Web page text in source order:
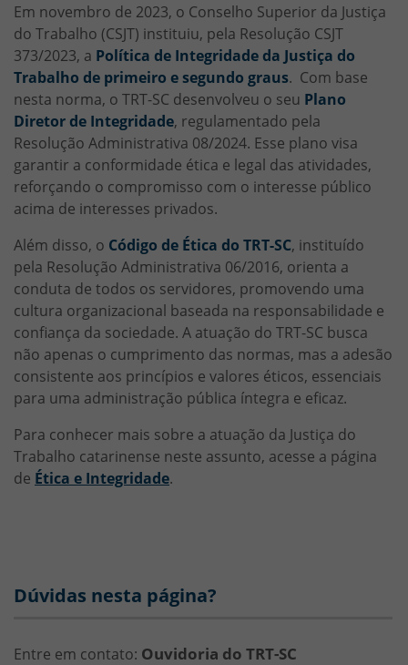
HTML
Em novembro de 2023, o Conselho Superior da Justiça
do Trabalho (CSJT) instituiu, pela Resolução CSJT
373/2023, a Política de Integridade da Justiça do
Trabalho de primeiro e segundo graus. Com base
nesta norma, o TRT-SC desenvolveu o seu Plano
Diretor de Integridade, regulamentado pela
Resolução Administrativa 08/2024. Esse plano visa
garantir a conformidade ética e legal das atividades,
reforçando o compromisso com o interesse público
acima de interesses privados.
Além disso, o Código de Ética do TRT-SC, instituído
pela Resolução Administrativa 06/2016, orienta a
conduta de todos os servidores, promovendo uma
cultura organizacional baseada na responsabilidade e
confiança da sociedade. A atuação do TRT-SC busca
não apenas o cumprimento das normas, mas a adesão
consistente aos princípios e valores éticos, essenciais
para uma administração pública íntegra e eficaz.
Para conhecer mais sobre a atuação da Justiça do
Trabalho catarinense neste assunto, acesse a página
de Ética e Integridade.
Dúvidas nesta página?
Entre em contato: Ouvidoria do TRT-SC